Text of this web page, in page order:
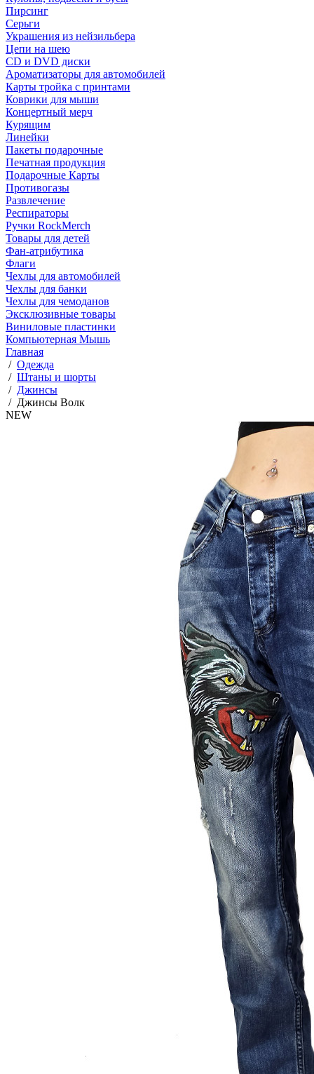
Пирсинг
Серьги
Украшения из нейзильбера
Цепи на шею
CD и DVD диски
Ароматизаторы для автомобилей
Карты тройка с принтами
Коврики для мыши
Концертный мерч
Курящим
Линейки
Пакеты подарочные
Печатная продукция
Подарочные Карты
Противогазы
Развлечение
Респираторы
Ручки RockMerch
Товары для детей
Фан-атрибутика
Флаги
Чехлы для автомобилей
Чехлы для банки
Чехлы для чемоданов
Эксклюзивные товары
Виниловые пластинки
Компьютерная Мышь
Главная
/ Одежда
/ Штаны и шорты
/ Джинсы
/ Джинсы Волк
NEW